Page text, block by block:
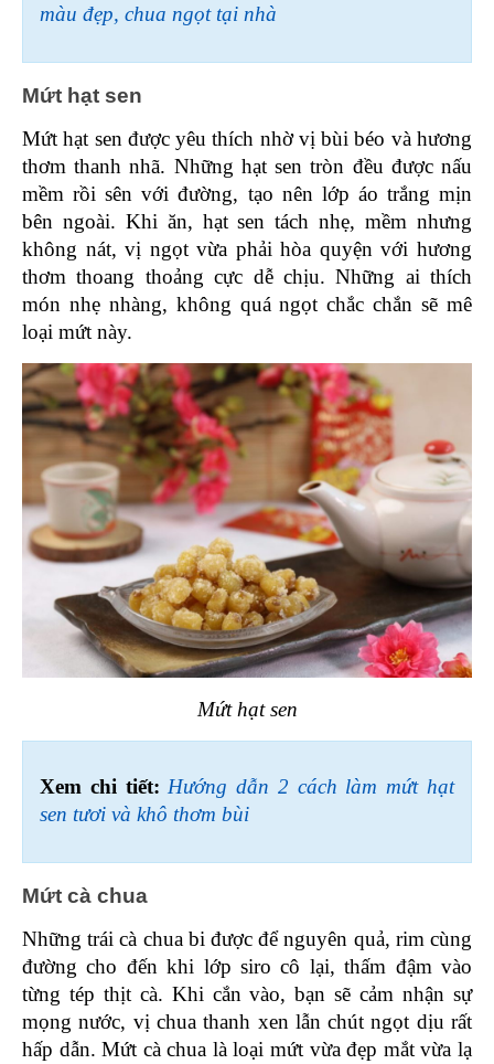
màu đẹp, chua ngọt tại nhà
Mứt hạt sen
Mứt hạt sen được yêu thích nhờ vị bùi béo và hương
thơm thanh nhã. Những hạt sen tròn đều được nấu
mềm rồi sên với đường, tạo nên lớp áo trắng mịn
bên ngoài. Khi ăn, hạt sen tách nhẹ, mềm nhưng
không nát, vị ngọt vừa phải hòa quyện với hương
thơm thoang thoảng cực dễ chịu. Những ai thích
món nhẹ nhàng, không quá ngọt chắc chắn sẽ mê
loại mứt này.
Mứt hạt sen
Xem chi tiết: Hướng dẫn 2 cách làm mứt hạt
sen tươi và khô thơm bùi
Mứt cà chua
Những trái cà chua bi được để nguyên quả, rim cùng
đường cho đến khi lớp siro cô lại, thấm đậm vào
từng tép thịt cà. Khi cắn vào, bạn sẽ cảm nhận sự
mọng nước, vị chua thanh xen lẫn chút ngọt dịu rất
hấp dẫn. Mứt cà chua là loại mứt vừa đẹp mắt vừa lạ